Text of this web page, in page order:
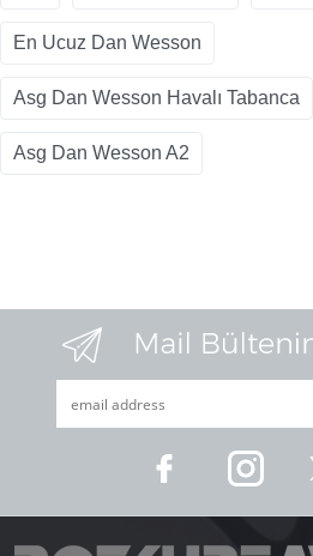
En Ucuz Dan Wesson
Asg Dan Wesson Havalı Tabanca
Asg Dan Wesson A2